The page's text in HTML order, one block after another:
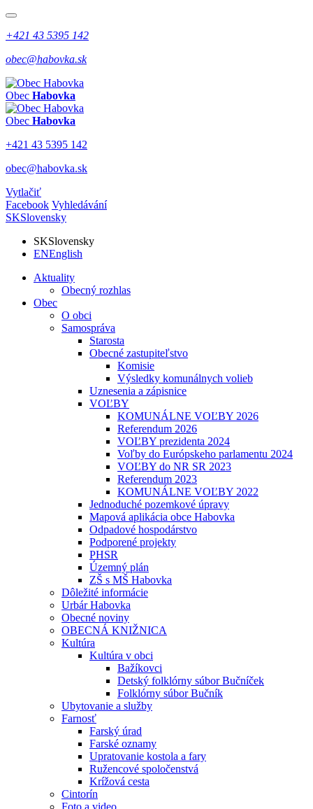
+421 43 5395 142
obec@habovka.sk
Obec Habovka
Obec Habovka
+421 43 5395 142
obec@habovka.sk
Vytlačiť
Facebook Vyhledávání
SKSlovensky
SKSlovensky
ENEnglish
Aktuality
Obecný rozhlas
Obec
O obci
Samospráva
Starosta
Obecné zastupiteľstvo
Komisie
Výsledky komunálnych volieb
Uznesenia a zápisnice
VOĽBY
KOMUNÁLNE VOĽBY 2026
Referendum 2026
VOĽBY prezidenta 2024
Voľby do Európskeho parlamentu 2024
VOĽBY do NR SR 2023
Referendum 2023
KOMUNÁLNE VOĽBY 2022
Jednoduché pozemkové úpravy
Mapová aplikácia obce Habovka
Odpadové hospodárstvo
Podporené projekty
PHSR
Územný plán
ZŠ s MŠ Habovka
Dôležité informácie
Urbár Habovka
Obecné noviny
OBECNÁ KNIŽNICA
Kultúra
Kultúra v obci
Bažíkovci
Detský folklórny súbor Bučníček
Folklórny súbor Bučník
Ubytovanie a služby
Farnosť
Farský úrad
Farské oznamy
Upratovanie kostola a fary
Ružencové spoločenstvá
Krížová cesta
Cintorín
Foto a video